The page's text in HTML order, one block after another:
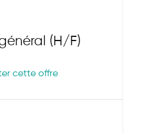
(H/F)
cette offre